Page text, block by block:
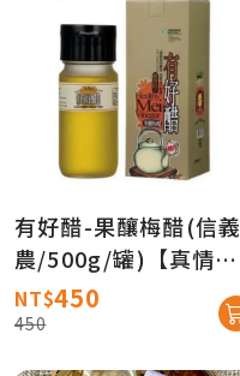
有好醋-果釀梅醋(信義
農/500g/罐)【真情柑
仔店】
NT$450
450